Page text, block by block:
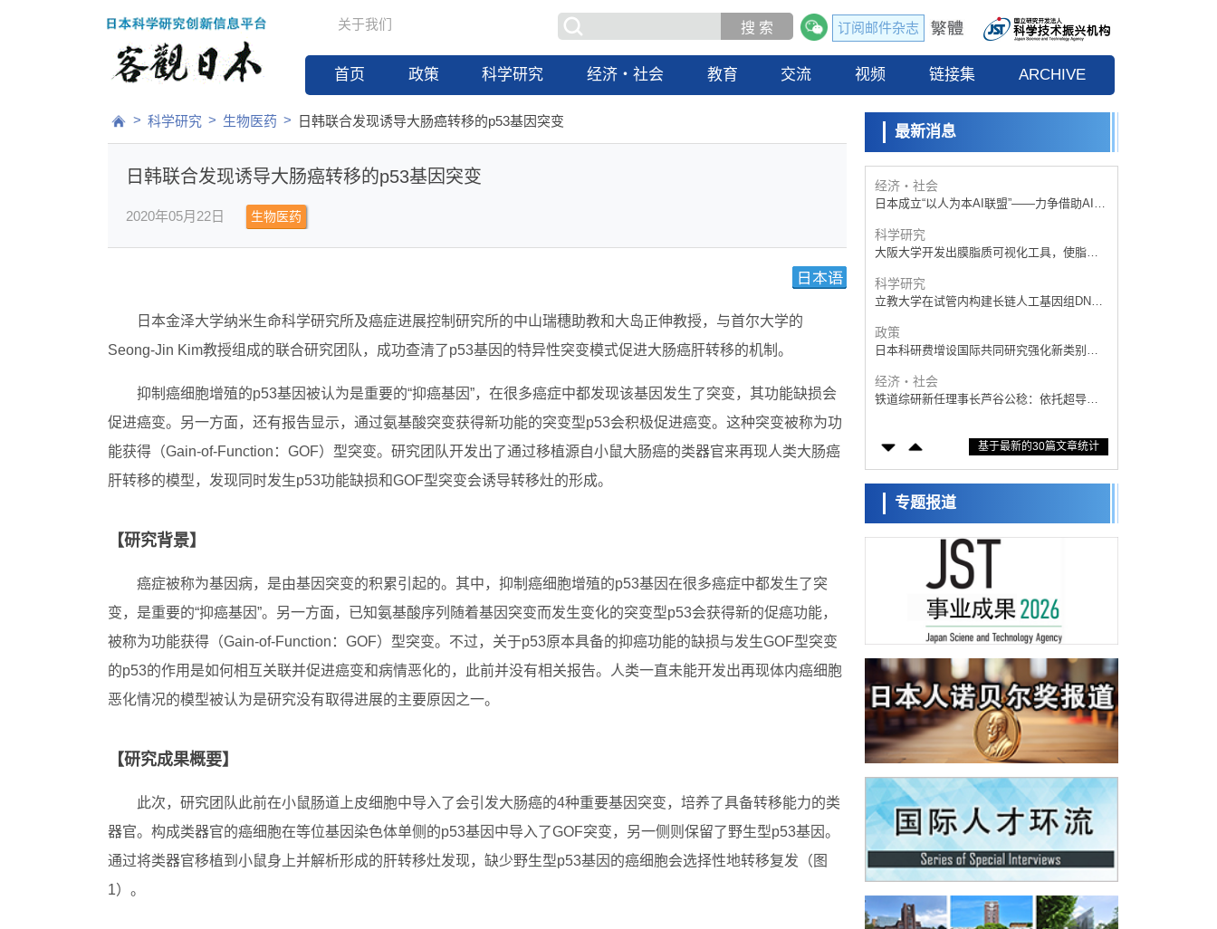
关于我们
首页 政策 科学研究 经济・社会 教育 交流 视频 链接集 ARCHIVE
订阅邮件杂志
> 科学研究 > 生物医药 > 日韩联合发现诱导大肠癌转移的p53基因突变
日韩联合发现诱导大肠癌转移的p53基因突变
2020年05月22日 生物医药
日本金泽大学纳米生命科学研究所及癌症进展控制研究所的中山瑞穗助教和大岛正伸教授，与首尔大学的
Seong-Jin Kim教授组成的联合研究团队，成功查清了p53基因的特异性突变模式促进大肠癌肝转移的机制。
抑制癌细胞增殖的p53基因被认为是重要的“抑癌基因”，在很多癌症中都发现该基因发生了突变，其功能缺损会
促进癌变。另一方面，还有报告显示，通过氨基酸突变获得新功能的突变型p53会积极促进癌变。这种突变被称为功
能获得（Gain-of-Function：GOF）型突变。研究团队开发出了通过移植源自小鼠大肠癌的类器官来再现人类大肠癌
肝转移的模型，发现同时发生p53功能缺损和GOF型突变会诱导转移灶的形成。
【研究背景】
癌症被称为基因病，是由基因突变的积累引起的。其中，抑制癌细胞增殖的p53基因在很多癌症中都发生了突
变，是重要的“抑癌基因”。另一方面，已知氨基酸序列随着基因突变而发生变化的突变型p53会获得新的促癌功能，
被称为功能获得（Gain-of-Function：GOF）型突变。不过，关于p53原本具备的抑癌功能的缺损与发生GOF型突变
的p53的作用是如何相互关联并促进癌变和病情恶化的，此前并没有相关报告。人类一直未能开发出再现体内癌细胞
恶化情况的模型被认为是研究没有取得进展的主要原因之一。
【研究成果概要】
此次，研究团队此前在小鼠肠道上皮细胞中导入了会引发大肠癌的4种重要基因突变，培养了具备转移能力的类
器官。构成类器官的癌细胞在等位基因染色体单侧的p53基因中导入了GOF突变，另一侧则保留了野生型p53基因。
通过将类器官移植到小鼠身上并解析形成的肝转移灶发现，缺少野生型p53基因的癌细胞会选择性地转移复发（图
1）。
最新消息
政策
日本科研费增设国际共同研究强化新类别，
促进青年研究人员赴海外开展研究
用于量子计算机
科学研究
开发出300亿年仅误差1秒的光晶格钟，构建
网络将其打造为下一代社会基础设施
经济・社会
日本成立“以人为本AI联盟”——力争借助AI拓
科学研究
大阪大学开发出膜脂质可视化工具，使脂质
科学研究
立教大学在试管内构建长链人工基因组DNA
工细胞
政策
日本科研费增设国际共同研究强化新类别，
经济・社会
铁道综研新任理事长芦谷公稔：依托超导和
东京大学通过叶绿体基因组编辑技术强化碳
藤田医科大学等成功鉴定出非结核分枝杆菌
生存的必需基因，首次揭示该基因的必要性
经济・社会
【AI法下篇】如何应对AI的不可控性——中
央大学平野晋教授专访
日本学术会议：为保持土壤健康应采取哪些
措施？探讨土壤保护与强化的具体对策
大阪大学开发基于水氢键网络的温度预测新
方法，AI从分子排列信息中高精度解读
经济・社会
【AI法上篇】如何对“将人生交给AI”保持危机
感——中央大学平野晋教授专访
科学研究
庆应义塾大学阐明脑内“游击手”小胶质细胞包
裹保护受损神经细胞的机制，有望用于开发
阿尔茨海默病等疾病疗法
日本东北大学与横滨橡胶全球首次从纳米尺
度揭示橡胶—黄铜粘接界面劣化抑制机制，
为提升轮胎安全性与耐久性的材料设计开辟
道路
科学研究
近畿大学等发现植物染料“日本茜”的红色成分
可抑制老化与炎症，有望成为新型功能性材
料
科学研究
法，利用超小型GAD67启动子抑制发作
科学研究
基于最新的30篇文章统计
专题报道